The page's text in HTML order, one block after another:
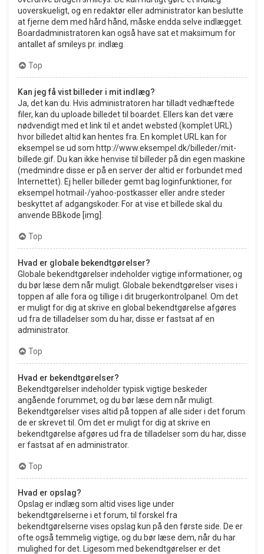
uoverskueligt, og en redaktør eller administrator kan beslutte
at fjerne dem med hård hånd, måske endda selve indlægget.
Boardadministratoren kan også have sat et maksimum for
antallet af smileys pr. indlæg.
Top
Kan jeg få vist billeder i mit indlæg?
Ja, det kan du. Hvis administratoren har tilladt vedhæftede
filer, kan du uploade billedet til boardet. Ellers kan det være
nødvendigt med et link til et andet websted (komplet URL)
hvor billedet altid kan hentes fra. En komplet URL kan for
eksempel se ud som http://www.eksempel.dk/billeder/mit-
billede.gif. Du kan ikke henvise til billeder på din egen maskine
(medmindre disse er på en server der altid er forbundet med
Internettet). Ej heller billeder gemt bag loginfunktioner, for
eksempel hotmail-/yahoo-postkasser eller andre steder
beskyttet af adgangskoder. For at vise et billede skal du
anvende BBkode [img].
Top
Hvad er globale bekendtgørelser?
Globale bekendtgørelser indeholder vigtige informationer, og
du bør læse dem når muligt. Globale bekendtgørelser vises i
toppen af alle fora og tillige i dit brugerkontrolpanel. Om det
er muligt for dig at skrive en global bekendtgørelse afgøres
ud fra de tilladelser som du har, disse er fastsat af en
administrator.
Top
Hvad er bekendtgørelser?
Bekendtgørelser indeholder typisk vigtige beskeder
angående forummet, og du bør læse dem når muligt.
Bekendtgørelser vises altid på toppen af alle sider i det forum
de er skrevet til. Om det er muligt for dig at skrive en
bekendtgørelse afgøres ud fra de tilladelser som du har, disse
er fastsat af en administrator.
Top
Hvad er opslag?
Opslag er indlæg som altid vises lige under
bekendtgørelserne i et forum, til forskel fra
bekendtgørelserne vises opslag kun på den første side. De er
ofte også temmelig vigtige, og du bør læse dem, når du har
mulighed for det. Ligesom med bekendtgørelser er det